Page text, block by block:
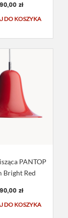
zł
DO KOSZYKA
PANTOP
Bright Red
zł
DO KOSZYKA